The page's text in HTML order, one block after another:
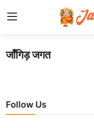
लॉग इन करें
समाचार
जाँगिड़ जगत
Follow Us